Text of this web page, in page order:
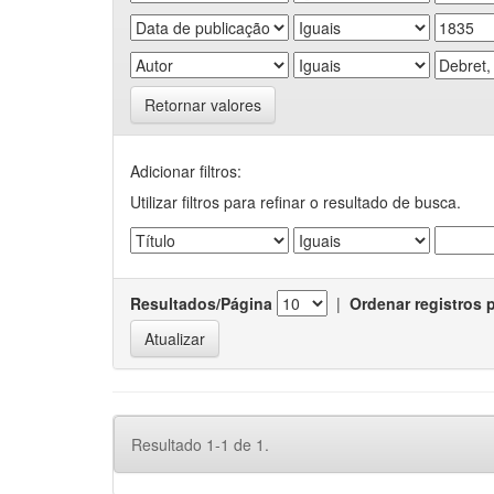
Retornar valores
Adicionar filtros:
Utilizar filtros para refinar o resultado de busca.
Resultados/Página | Ordenar registros
Resultado 1-1 de 1.